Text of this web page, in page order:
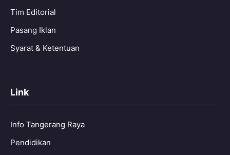
Tim Editorial
Pasang Iklan
Syarat & Ketentuan
Link
Info Tangerang Raya
Pendidikan